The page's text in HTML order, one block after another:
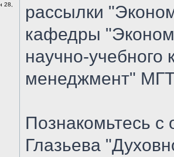
28,
рассылки
кафедры
научно-
менеджмент"
Познакомьтесь
Глазьева